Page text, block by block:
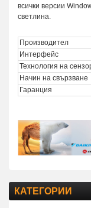
всички версии
светлина.
Производител
Интерфейс
Технология на
Начин на свързване
Гаранция
КАТЕГОРИИ